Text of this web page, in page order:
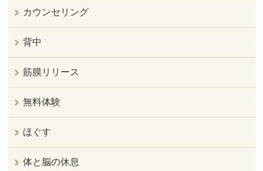
カウンセリング
背中
筋膜リリース
無料体験
ほぐす
体と脳の休息